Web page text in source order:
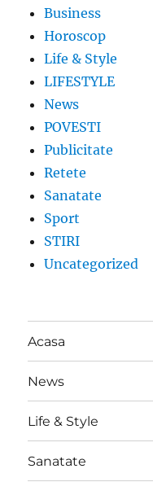
Business
Horoscop
Life & Style
LIFESTYLE
News
POVESTI
Publicitate
Retete
Sanatate
Sport
STIRI
Uncategorized
Acasa
News
Life & Style
Sanatate